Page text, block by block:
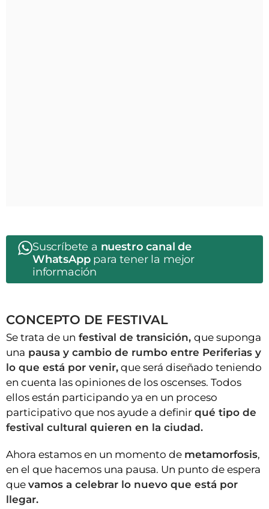
Suscríbete a nuestro canal de
WhatsApppara tener la mejor
información
CONCEPTO DE FESTIVAL
Se trata de un festival de transición, que suponga
una pausa y cambio de rumbo entre Periferias y
lo que está por venir, que será diseñado teniendo
en cuenta las opiniones de los oscenses. Todos
ellos están participando ya en un proceso
participativo que nos ayude a definir qué tipo de
festival cultural quieren en la ciudad.
Ahora estamos en un momento de metamorfosis,
en el que hacemos una pausa. Un punto de espera
que vamos a celebrar lo nuevo que está por
llegar.